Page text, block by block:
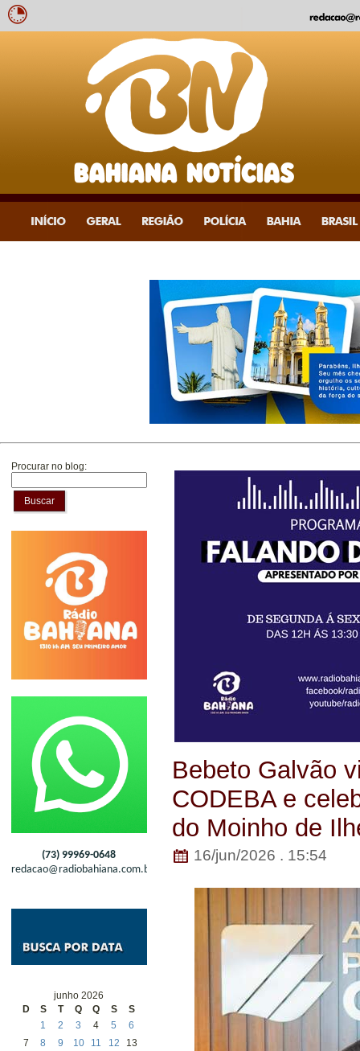
Procurar no blog:
Buscar
(73) 99969-0648
redacao@radiobahiana.com.br
junho 2026
D
S T Q Q S
S
1
2 3 4 5
6
7
8 9 10 11 12
13
Bebeto Galvão
CODEBA e
do Moinho de
16/jun/2026 . 15:54